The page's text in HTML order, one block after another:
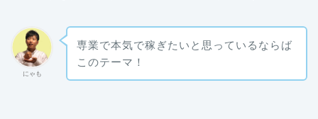
にゃも
専業で本気で稼ぎたいと思っているならば
このテーマ！